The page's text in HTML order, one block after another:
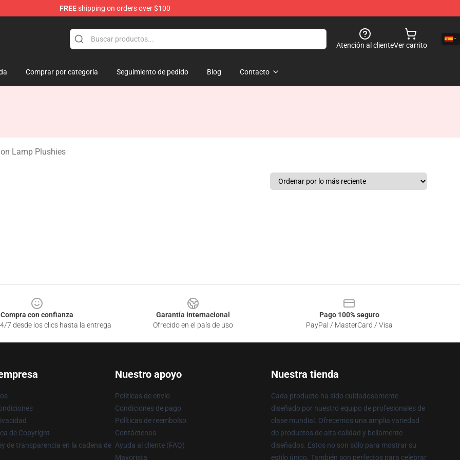
FREEshipping on orders over $100
Atención al clienteVer carrito
Comprar por categoría Seguimiento de pedido Blog Contacto
Lamp Plushies
Compra con confianza
7 desde los clics hasta la entrega
Garantía internacional
Ofrecido en el país de uso
Pago 100% seguro
PayPal / MasterCard / Visa
de Copyright
de transparencia en la cadena de
Nuestro apoyo
Políticas de envío
Condiciones de pago
Políticas de reembolso
Contáctenos
Ayuda al cliente (FAQ)
Mayorista
Nuestra tienda
Cada producto ha sido cuidadosamente
diseñado por nuestro equipo de profesionales de
clase mundial. Ofrecemos una amplia variedad
de productos de alta calidad y bellamente
diseñados. Estos no son sólo para mostrar su
estilo único. También son perfectos para celebrar